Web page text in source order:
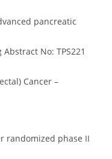
pancreatic
No: TPS221
Cancer –
randomized phase II